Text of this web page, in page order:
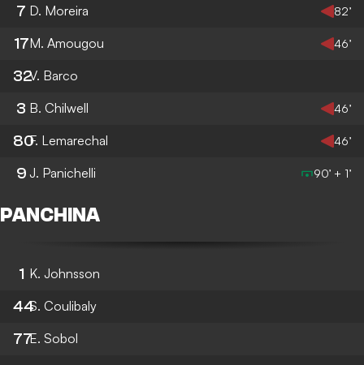
7 D. Moreira 82’
17M. Amougou 46’
32V. Barco
3 B. Chilwell 46’
80F. Lemarechal 46’
9 J. Panichelli 90’ + 1’
PANCHINA
1 K. Johnsson
44S. Coulibaly
77E. Sobol